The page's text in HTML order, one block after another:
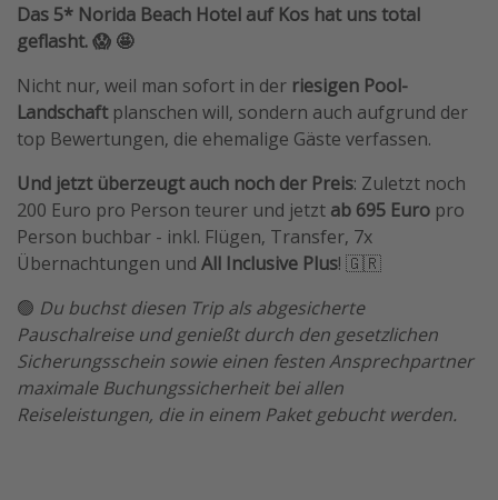
Das 5* Norida Beach Hotel auf Kos hat uns total
geflasht. 😱 🤩
Nicht nur, weil man sofort in der riesigen Pool-
Landschaftplanschen will, sondern auch aufgrund der
top Bewertungen, die ehemalige Gäste verfassen.
Und jetzt überzeugt auch noch der Preis: Zuletzt noch
200 Euro pro Person teurer und jetzt ab 695 Euro pro
Person buchbar - inkl. Flügen, Transfer, 7x
Übernachtungen und All Inclusive Plus! 🇬🇷
🟢 Du buchst diesen Trip als abgesicherte
Pauschalreise und genießt durch den gesetzlichen
Sicherungsschein sowie einen festen Ansprechpartner
maximale Buchungssicherheit bei allen
Reiseleistungen, die in einem Paket gebucht werden.